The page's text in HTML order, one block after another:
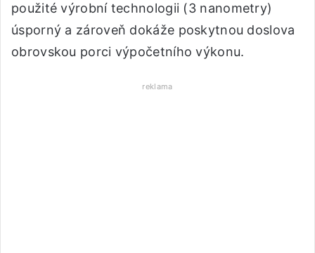
použité výrobní technologii (3 nanometry)
úsporný a zároveň dokáže poskytnou doslova
obrovskou porci výpočetního výkonu.
reklama